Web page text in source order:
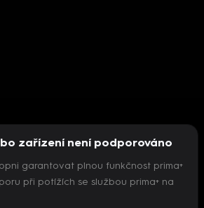
se inicializovat přehrávač
zařízení není podporováno
garantovat plnou funkčnost prima+
při potížích se službou prima+ na